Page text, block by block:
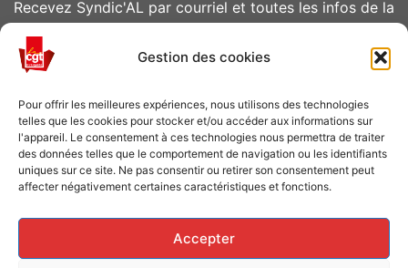
Gestion des cookies
Pour offrir les meilleures expériences, nous utilisons des technologies
telles que les cookies pour stocker et/ou accéder aux informations sur
l'appareil. Le consentement à ces technologies nous permettra de traiter
des données telles que le comportement de navigation ou les identifiants
uniques sur ce site. Ne pas consentir ou retirer son consentement peut
affecter négativement certaines caractéristiques et fonctions.
Accepter
Recevez Syndic'AL par courriel et toutes les infos de la
Caisse de grève
Soutenir les grévistes en luttes ? Faites un don à la